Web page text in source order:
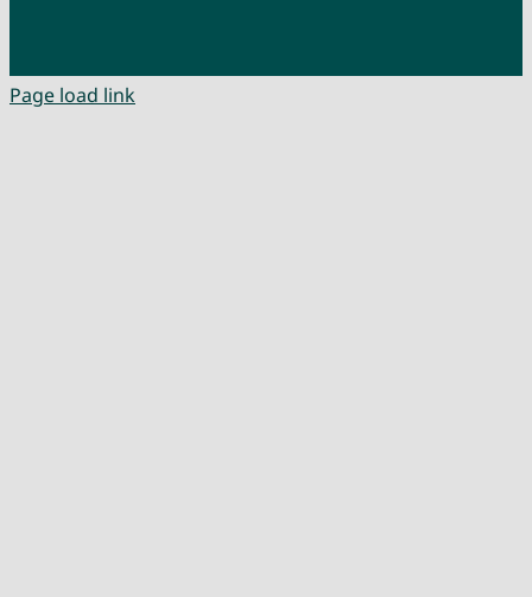
Page load link